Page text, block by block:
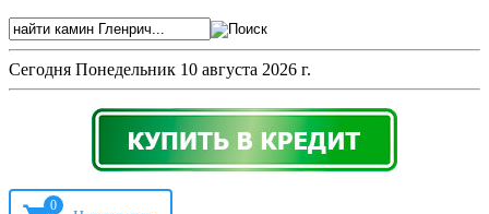
Сегодня Понедельник 10 августа 2026 г.
0